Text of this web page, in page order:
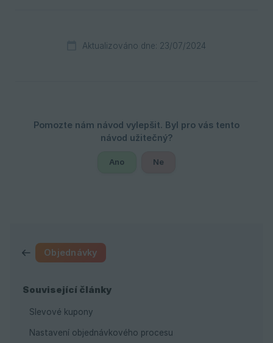
Objednávky
Související články
Slevové kupony
Nastavení objednávkového procesu
Aktualizováno dne: 23/07/2024
Ano Ne